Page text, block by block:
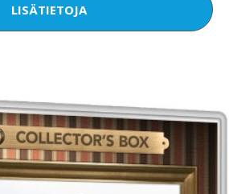
LISÄTIETOJA